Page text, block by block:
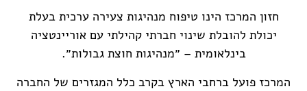
חזון המרכז הינו טיפוח מנהיגות צעירה ערכית בעלת
יכולת להובלת שינוי חברתי קהילתי עם אוריינטציה
בינלאומית – ״מנהיגות חוצת גבולות״.
המרכז פועל ברחבי הארץ בקרב כלל המגזרים של החברה